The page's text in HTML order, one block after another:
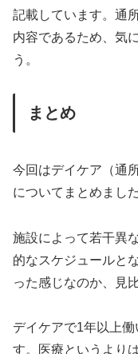
記載しています。通
内容であるため、気
う。
まとめ
今回はデイケア（通
についてまとめました
施設によって若干異
的なスケジュールと
った感じなのか、見
デイケアで1年以上
す。医療というより